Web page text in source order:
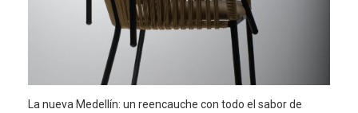
La nueva Medellín: un reencauche con todo el sabor de